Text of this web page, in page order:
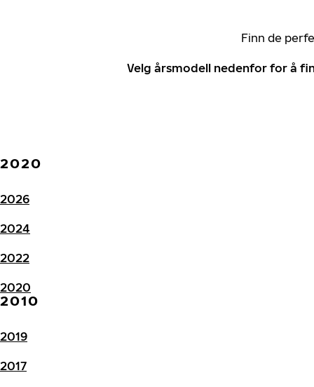
Finn de
Velg årsmodell nedenfor for å
2020
2026
2024
2022
2020
2010
2019
2017